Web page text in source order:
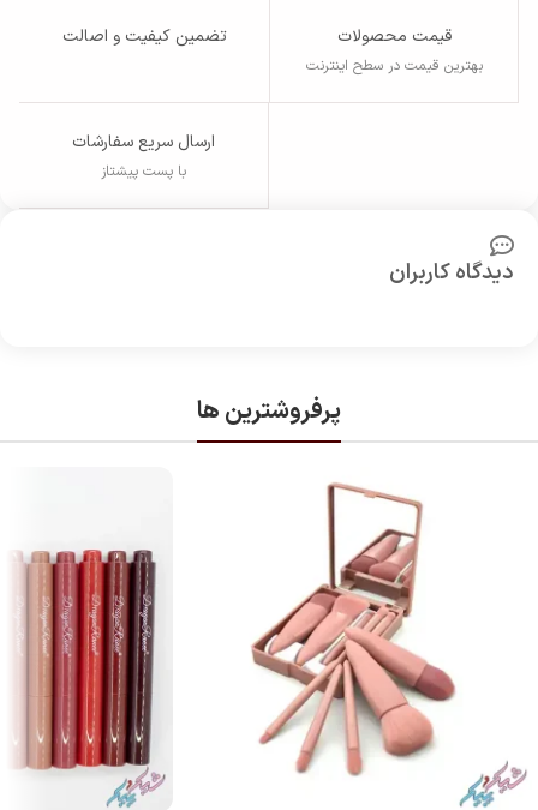
قیمت محصولات
بهترین قیمت در سطح اینترنت
تضمین کیفیت و اصالت
ارسال سریع سفارشات
با پست پیشتاز
دیدگاه کاربران
پرفروشترین ها